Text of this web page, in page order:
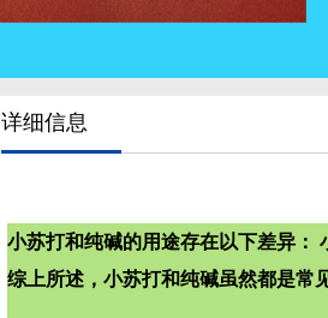
详细信息
小苏打和纯碱的用途存在以下差异：
综上所述，小苏打和纯碱虽然都是常